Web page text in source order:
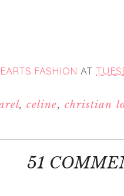
FASHION AT
,celine, christian
51